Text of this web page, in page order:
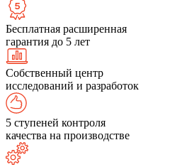
Бесплатная расширенная
гарантия до 5 лет
Собственный центр
исследований и разработок
5 ступеней контроля
качества на производстве